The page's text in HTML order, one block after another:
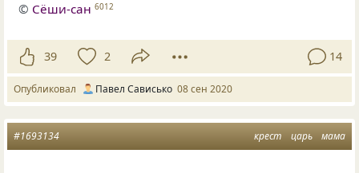
© Сёши-сан 6012
39 2 14
Опубликовал Павел Сависько 08 сен 2020
крест царь мама
#1693134